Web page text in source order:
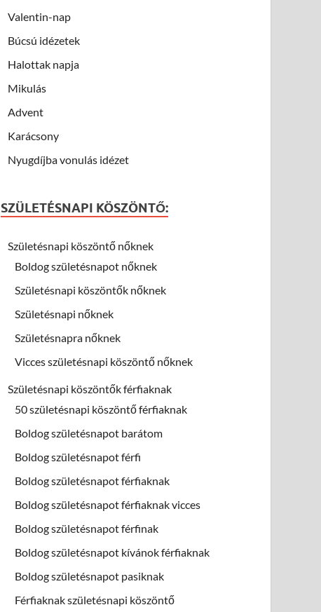
Valentin-nap
Búcsú idézetek
Halottak napja
Mikulás
Advent
Karácsony
Nyugdíjba vonulás idézet
SZÜLETÉSNAPI KÖSZÖNTŐ:
Születésnapi köszöntő nőknek
Boldog születésnapot nőknek
Születésnapi köszöntők nőknek
Születésnapi nőknek
Születésnapra nőknek
Vicces születésnapi köszöntő nőknek
Születésnapi köszöntők férfiaknak
50 születésnapi köszöntő férfiaknak
Boldog születésnapot barátom
Boldog születésnapot férfi
Boldog születésnapot férfiaknak
Boldog születésnapot férfiaknak vicces
Boldog születésnapot férfinak
Boldog születésnapot kívánok férfiaknak
Boldog születésnapot pasiknak
Férfiaknak születésnapi köszöntő